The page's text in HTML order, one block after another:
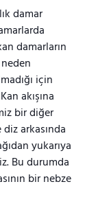
damar
damarların
için
akışına
bir diğer
arkasında
yukarıya
Bu durumda
bir nebze